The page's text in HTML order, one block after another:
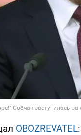
OBOZREVATEL: